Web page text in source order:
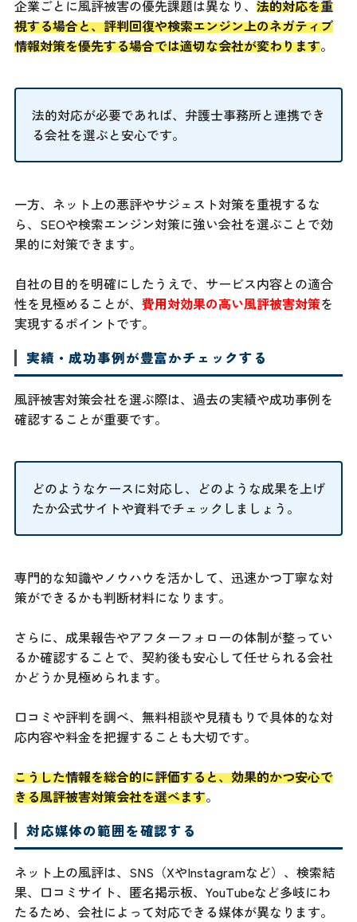
企業ごとに風評被害の優先課題は異なり、 法的対応を重
視する場合と、評判回復や検索エンジン上のネガティブ
情報対策を優先する場合では適切な会社が変わります。
法的対応が必要であれば、弁護士事務所と連携でき
る会社を選ぶと安心です。
一方、ネット上の悪評やサジェスト対策を重視するな
ら、SEOや検索エンジン対策に強い会社を選ぶことで効
果的に対策できます。
自社の目的を明確にしたうえで、サービス内容との適合
性を見極めることが、 費用対効果の高い風評被害対策を
実現するポイントです。
実績・成功事例が豊富かチェックする
風評被害対策会社を選ぶ際は、過去の実績や成功事例を
確認することが重要です。
どのようなケースに対応し、どのような成果を上げ
たか公式サイトや資料でチェックしましょう。
専門的な知識やノウハウを活かして、迅速かつ丁寧な対
策ができるかも判断材料になります。
さらに、成果報告やアフターフォローの体制が整ってい
るか確認することで、契約後も安心して任せられる会社
かどうか見極められます。
口コミや評判を調べ、無料相談や見積もりで具体的な対
応内容や料金を把握することも大切です。
こうした情報を総合的に評価すると、効果的かつ安心で
きる風評被害対策会社を選べます。
対応媒体の範囲を確認する
ネット上の風評は、SNS（XやInstagramなど）、検索結
果、口コミサイト、匿名掲示板、YouTubeなど多岐にわ
たるため、会社によって対応できる媒体が異なります。